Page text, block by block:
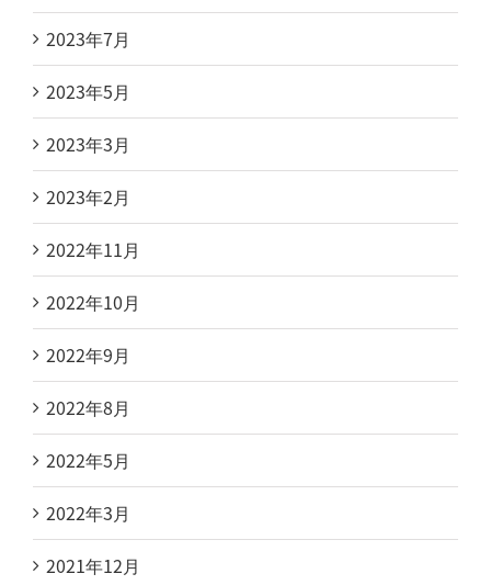
2023年7月
2023年5月
2023年3月
2023年2月
2022年11月
2022年10月
2022年9月
2022年8月
2022年5月
2022年3月
2021年12月